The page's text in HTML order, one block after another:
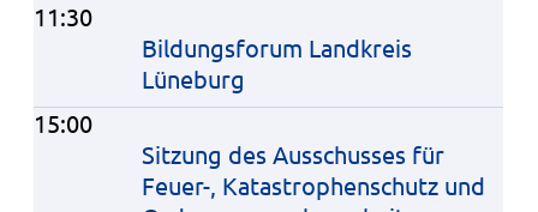
11:30
Bildungsforum Landkreis
Lüneburg
15:00
Sitzung des Ausschusses für
Feuer-, Katastrophenschutz und